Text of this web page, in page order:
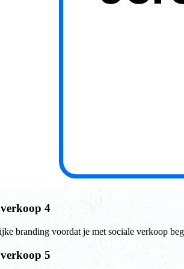
4
branding voordat je met sociale verkoop
5